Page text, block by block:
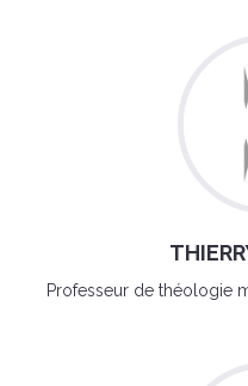
Professeur de théologie